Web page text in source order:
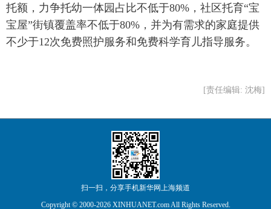
托额，力争托幼一体园占比不低于80%，社区托育“宝
宝屋”街镇覆盖率不低于80%，并为有需求的家庭提供
不少于12次免费照护服务和免费科学育儿指导服务。
[责任编辑: 沈梅]
扫一扫，分享手机新华网上海频道
Copyright © 2000-2026 XINHUANET.com All Rights Reserved.